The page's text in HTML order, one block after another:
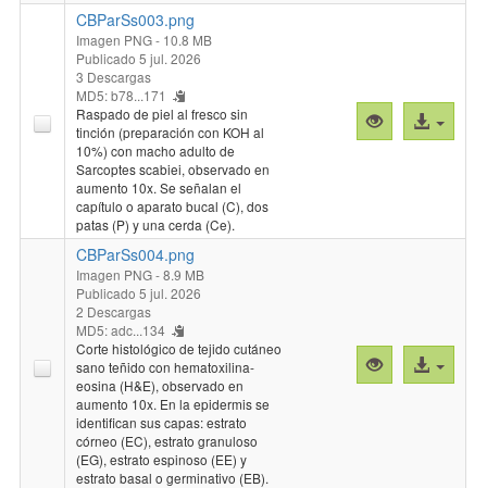
CBParSs003.png
Imagen PNG- 10.8 MB
Publicado 5 jul. 2026
3 Descargas
MD5: b78...171
Raspado de piel al fresco sin
tinción (preparación con KOH al
10%) con macho adulto de
Sarcoptes scabiei, observado en
aumento 10x. Se señalan el
capítulo o aparato bucal (C), dos
patas (P) y una cerda (Ce).
Vista
previa
Acceso
al
CBParSs004.png
Imagen PNG- 8.9 MB
Publicado 5 jul. 2026
2 Descargas
MD5: adc...134
Corte histológico de tejido cutáneo
sano teñido con hematoxilina-
eosina (H&E), observado en
aumento 10x. En la epidermis se
identifican sus capas: estrato
córneo (EC), estrato granuloso
(EG), estrato espinoso (EE) y
estrato basal o germinativo (EB).
Vista
previa
Acceso
al